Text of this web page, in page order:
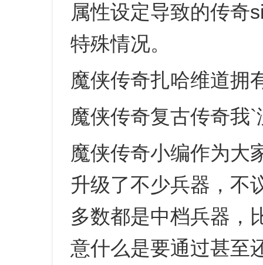
属性设定导致的传奇
特殊情况。
魔侠传奇扎哈维道拥
魔侠传奇复古传奇我`
魔侠传奇小编作为大
升级了不少兵器，不
多数都是中档兵器，
意什么是要通过甚至